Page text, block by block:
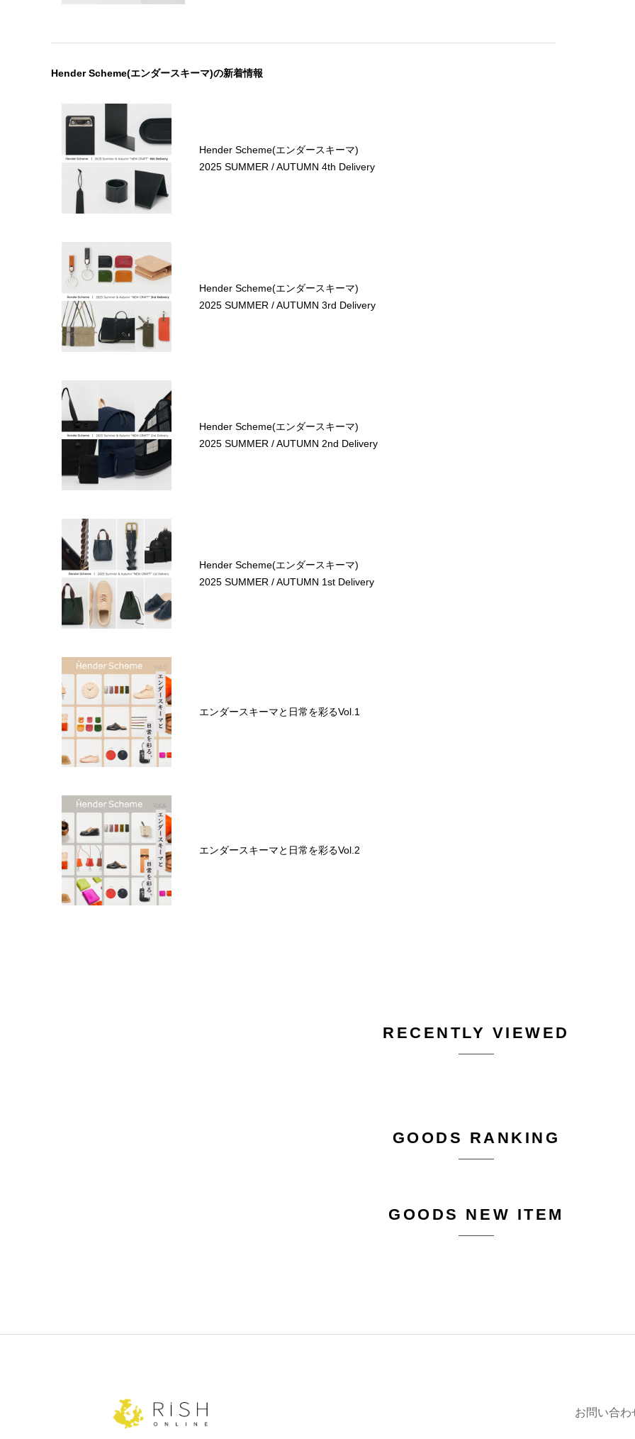
Hender Scheme(エンダースキーマ)の新着情報
Hender Scheme(エンダースキーマ)
2025 SUMMER / AUTUMN 4th Delivery
Hender Scheme(エンダースキーマ)
2025 SUMMER / AUTUMN 3rd Delivery
Hender Scheme(エンダースキーマ)
2025 SUMMER / AUTUMN 2nd Delivery
Hender Scheme(エンダースキーマ)
2025 SUMMER / AUTUMN 1st Delivery
エンダースキーマと日常を彩るVol.1
エンダースキーマと日常を彩るVol.2
RECENTLY VIEWED
GOODS RANKING
GOODS NEW ITEM
お問い合わ